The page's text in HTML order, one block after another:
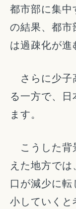
都市部に集中
の結果、都市
は過疎化が進
さらに少子
る一方で、日
ます。
こうした背
えた地方で
口が減少に
小していくと